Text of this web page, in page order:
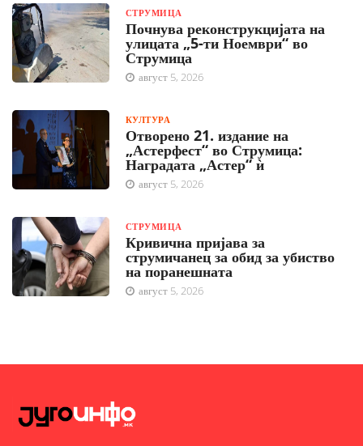
СТРУМИЦА
Почнува реконструкцијата на
улицата „5-ти Ноември“ во
Струмица
август 5, 2026
КУЛТУРА
Отворено 21. издание на
„Астерфест“ во Струмица:
Наградата „Астер“ ѝ
август 5, 2026
СТРУМИЦА
Кривична пријава за
струмичанец за обид за убиство
на поранешната
август 5, 2026